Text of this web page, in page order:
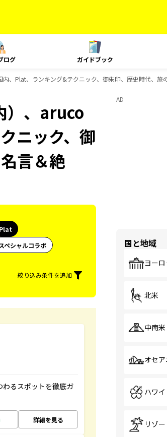
ログ ガイドブック
、Plat、ランキング&テクニック、御朱印、歴史時代、旅
）、aruco
ニック、御
言＆絶
Plat
ペシャルコラボ
絞り込み条件を追加
わるスポットを徹底ガ
詳細を見る
AD
国と地域
ヨー
北米
中南米
オセア
ハワイ
リゾー